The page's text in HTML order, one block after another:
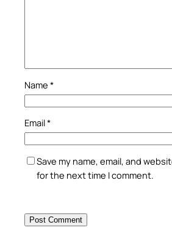
Name *
Email*
Save my name, email, and
for the next time I comment.